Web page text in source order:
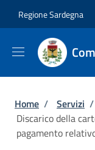
Regione Sardegna
Briciole
Home / Servizi /
Discarico della
pagamento